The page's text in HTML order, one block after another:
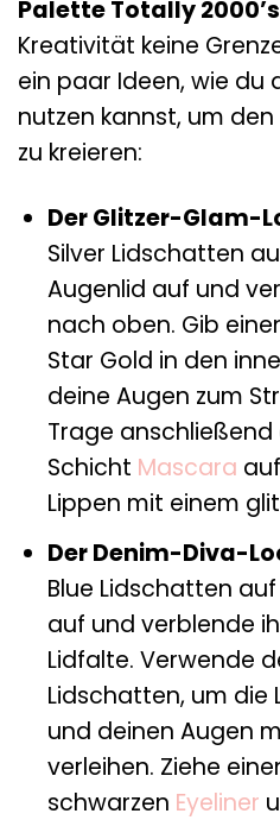
Palette Totally 2000’s
Kreativität keine
ein paar Ideen, wie du
nutzen kannst, um
zu kreieren:
Der Glitzer-Glam-
Silver Lidschatten
Augenlid auf und
nach oben. Gib
Star Gold in den
deine Augen zum
Trage
Schicht Mascara
Lippen mit einem
Der Denim-Diva-
Blue Lidschatten
auf und verblende
Lidfalte. Verwende
Lidschatten, um die
und deinen Augen
verleihen. Ziehe
schwarzen Eyeliner